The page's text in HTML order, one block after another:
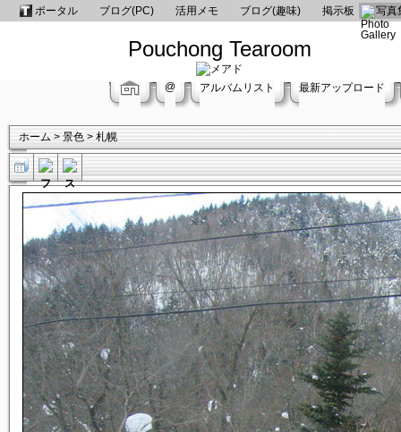
Pouchong Tearoom
@ アルバムリスト 最新アップロード
ホーム>景色>札幌
ポータル ブログ(PC) 活用メモ ブログ(趣味) 掲示板 写真